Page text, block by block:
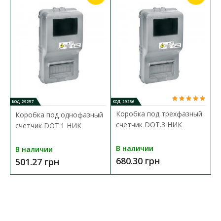
ЩИТОК ШМР 1Ф УЛИЧНЫЙ​
ХАРАКТЕРИСТИКИ
Тип монтажа:
Количество модулей:
Материал корпуса:
Цвет корпуса:
Температура эксплуатации:
-40 °С до +85 °С
IP54
КОД: 29257
Коробка под однофазный
счетчик DOT.1 НИК
В наличии
501.27 грн
КОД: 29256
Коробка под трехфазный
счетчик DOT.3 НИК
В наличии
680.30 грн